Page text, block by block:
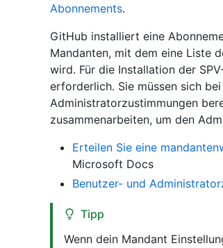
Abonnements.
GitHub installiert eine
Mandanten, mit dem eine Liste
wird. Für die Installation der
erforderlich. Sie müssen sich
Administratorzustimmungen
zusammenarbeiten, um den
Erteilen Sie eine
Microsoft Docs
Benutzer- und
Tipp
Wenn dein Mandant